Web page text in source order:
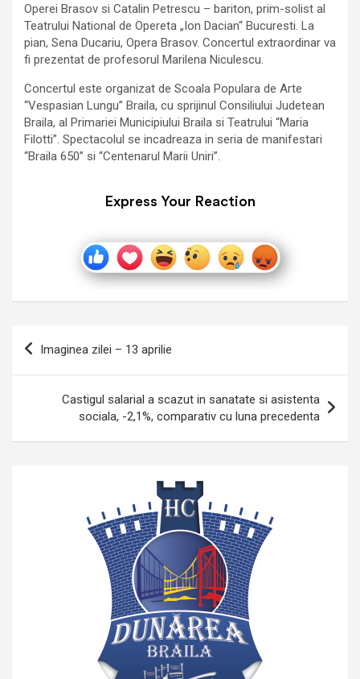
Operei Brasov si Catalin Petrescu – bariton, prim-solist al
Teatrului National de Opereta „Ion Dacian“ Bucuresti. La
pian, Sena Ducariu, Opera Brasov. Concertul extraordinar va
fi prezentat de profesorul Marilena Niculescu.
Concertul este organizat de Scoala Populara de Arte
“Vespasian Lungu” Braila, cu sprijinul Consiliului Judetean
Braila, al Primariei Municipiului Braila si Teatrului “Maria
Filotti”. Spectacolul se incadreaza in seria de manifestari
“Braila 650” si “Centenarul Marii Uniri”.
Express Your Reaction
Navigare
Imaginea zilei – 13 aprilie
Castigul salarial a scazut in sanatate si asistenta
sociala, -2,1%, comparativ cu luna precedenta